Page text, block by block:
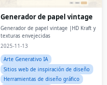
Generador de papel vintage
Generador de papel vintage |HD Kraft y
texturas envejecidas
2025-11-13
Arte Generativo IA
Sitios web de inspiración de diseño
Herramientas de diseño gráfico